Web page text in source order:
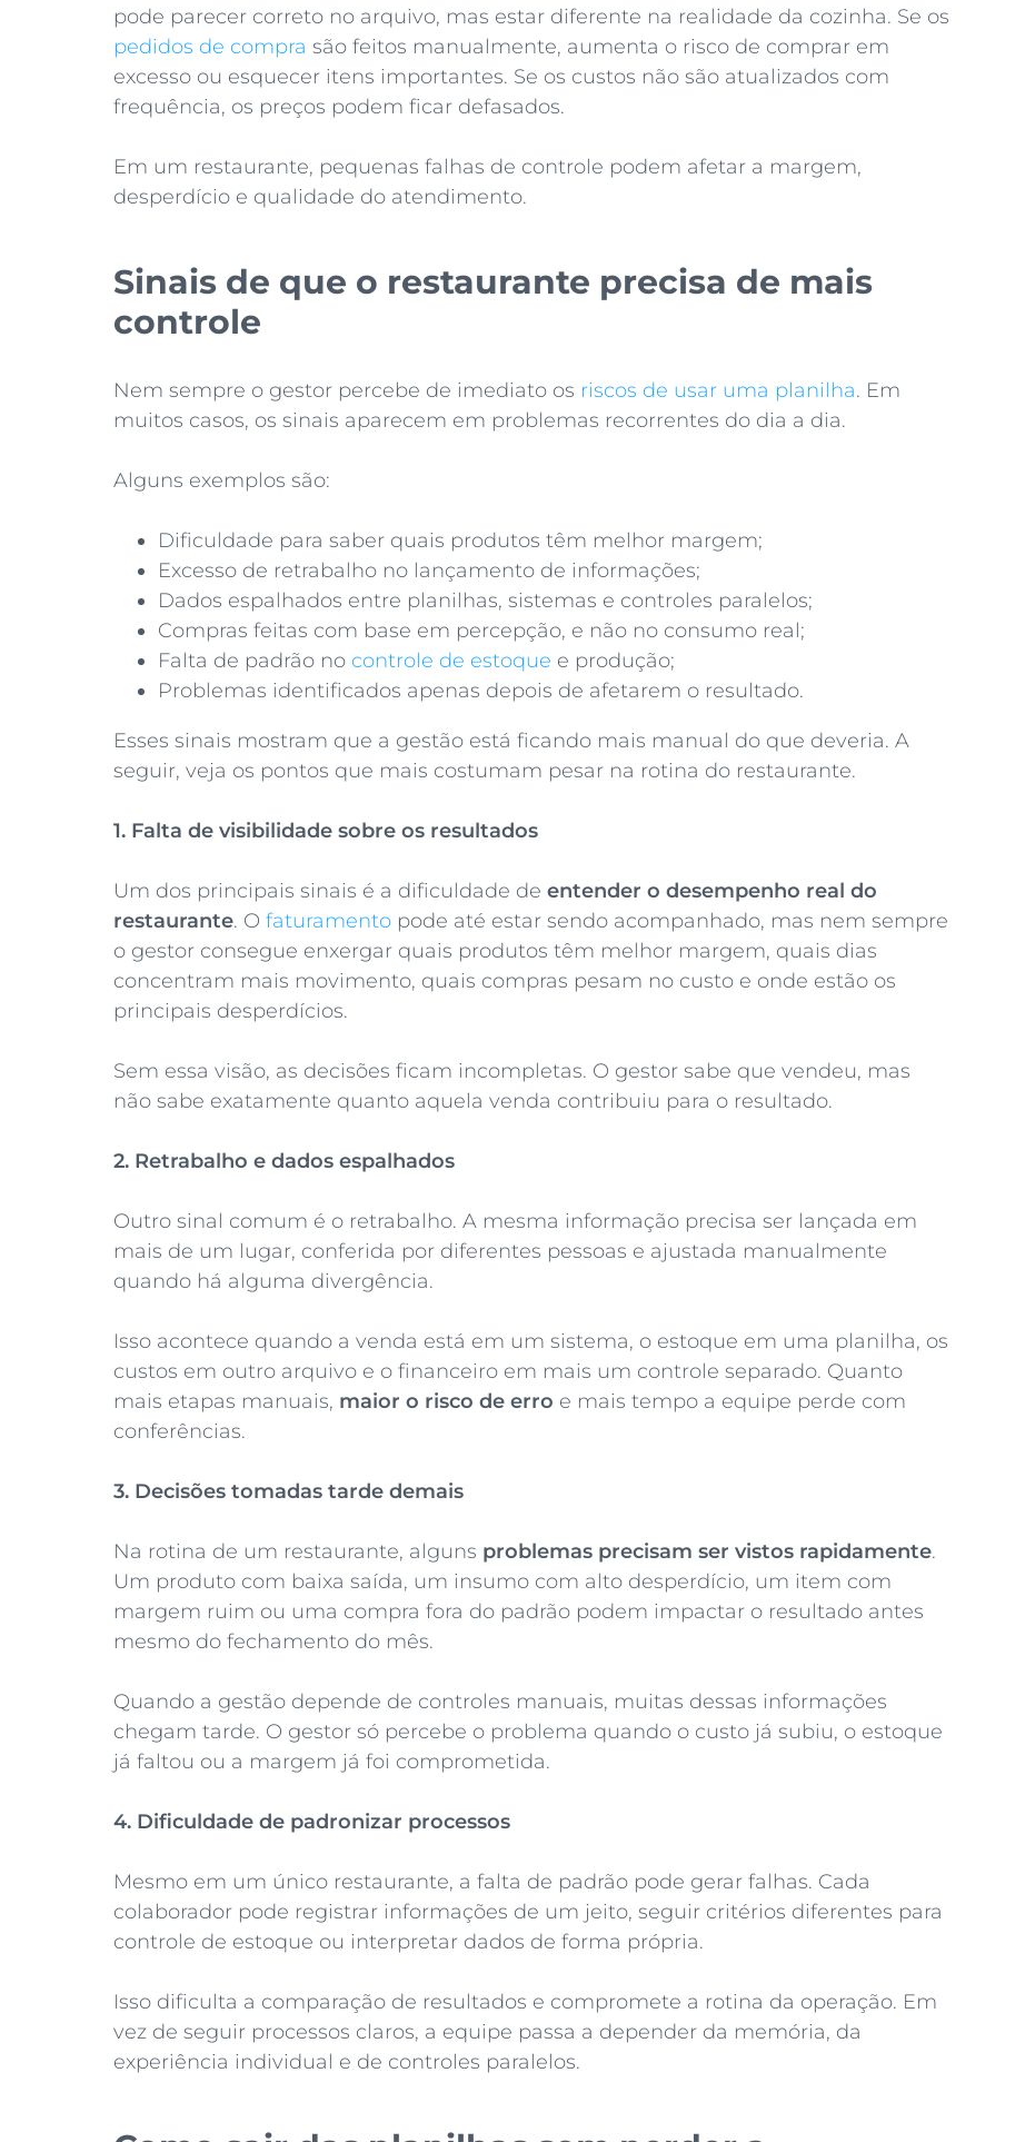
pode parecer correto no arquivo, mas estar diferente na realidade da cozinha. Se os
pedidos de compra são feitos manualmente, aumenta o risco de comprar em
excesso ou esquecer itens importantes. Se os custos não são atualizados com
frequência, os preços podem ficar defasados.
Em um restaurante, pequenas falhas de controle podem afetar a margem,
desperdício e qualidade do atendimento.
Sinais de que o restaurante precisa de mais
controle
Nem sempre o gestor percebe de imediato os riscos de usar uma planilha. Em
muitos casos, os sinais aparecem em problemas recorrentes do dia a dia.
Alguns exemplos são:
Dificuldade para saber quais produtos têm melhor margem;
Excesso de retrabalho no lançamento de informações;
Dados espalhados entre planilhas, sistemas e controles paralelos;
Compras feitas com base em percepção, e não no consumo real;
Falta de padrão no controle de estoque e produção;
Problemas identificados apenas depois de afetarem o resultado.
Esses sinais mostram que a gestão está ficando mais manual do que deveria. A
seguir, veja os pontos que mais costumam pesar na rotina do restaurante.
1. Falta de visibilidade sobre os resultados
Um dos principais sinais é a dificuldade de entender o desempenho real do
restaurante. O faturamento pode até estar sendo acompanhado, mas nem sempre
o gestor consegue enxergar quais produtos têm melhor margem, quais dias
concentram mais movimento, quais compras pesam no custo e onde estão os
principais desperdícios.
Sem essa visão, as decisões ficam incompletas. O gestor sabe que vendeu, mas
não sabe exatamente quanto aquela venda contribuiu para o resultado.
2. Retrabalho e dados espalhados
Outro sinal comum é o retrabalho. A mesma informação precisa ser lançada em
mais de um lugar, conferida por diferentes pessoas e ajustada manualmente
quando há alguma divergência.
Isso acontece quando a venda está em um sistema, o estoque em uma planilha, os
custos em outro arquivo e o financeiro em mais um controle separado. Quanto
mais etapas manuais, maior o risco de erro e mais tempo a equipe perde com
conferências.
3. Decisões tomadas tarde demais
Na rotina de um restaurante, alguns problemas precisam ser vistos rapidamente.
Um produto com baixa saída, um insumo com alto desperdício, um item com
margem ruim ou uma compra fora do padrão podem impactar o resultado antes
mesmo do fechamento do mês.
Quando a gestão depende de controles manuais, muitas dessas informações
chegam tarde. O gestor só percebe o problema quando o custo já subiu, o estoque
já faltou ou a margem já foi comprometida.
4. Dificuldade de padronizar processos
Mesmo em um único restaurante, a falta de padrão pode gerar falhas. Cada
colaborador pode registrar informações de um jeito, seguir critérios diferentes para
controle de estoque ou interpretar dados de forma própria.
Isso dificulta a comparação de resultados e compromete a rotina da operação. Em
vez de seguir processos claros, a equipe passa a depender da memória, da
experiência individual e de controles paralelos.